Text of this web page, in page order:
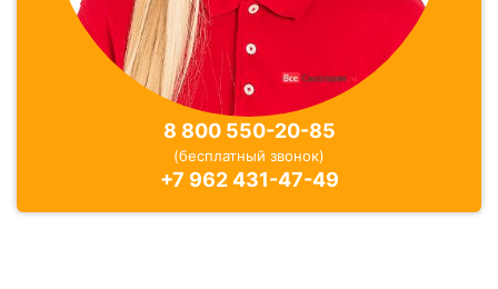
8 800 550-20-85
(бесплатный звонок)
+7 962 431-47-49